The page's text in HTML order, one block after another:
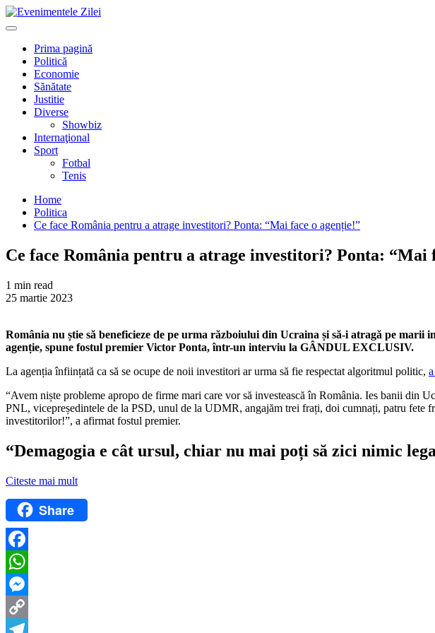
Mergi
la
Primary
Prima pagină
Politică
Economie
Sănătate
Justitie
Diverse
Showbiz
Internaţional
Sport
Fotbal
Tenis
Home
Politica
Ce face România pentru a atrage investitori? Ponta: “Mai face o agenție!”
Ce face România pentru a atrage investitori? Ponta: “Mai
1 min read
25 martie 2023
România nu știe să beneficieze de pe urma războiului din Ucraina și să-i atragă pe
agenție, spune fostul premier Victor Ponta, într-un interviu la GÂNDUL EXCLUSIV.
La agenția înființată ca să se ocupe de noii investitori ar urma să fie respectat algoritmul politic,
“Avem niște probleme apropo de firme mari care vor să investească în România. Ies banii din
PNL, vicepreședintele de la PSD, unul de la UDMR, angajăm trei frați, doi cumnați, patru fete
investitorilor!”, a afirmat fostul premier.
“Demagogia e cât ursul, chiar nu mai poți să zici nimic
Citeste mai mult
Share
Facebook
WhatsApp
Messenger
Copy